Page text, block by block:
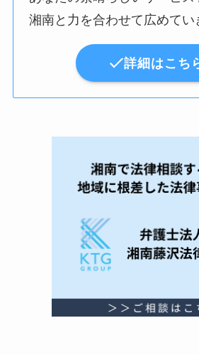
湘南と力を合わせて広めてい
詳細はこち